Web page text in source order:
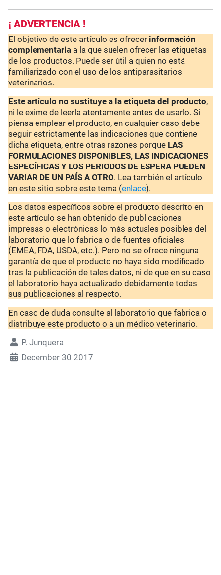
¡ ADVERTENCIA !
El objetivo de este artículo es ofrecer información
complementaria a la que suelen ofrecer las etiquetas
de los productos. Puede ser útil a quien no está
familiarizado con el uso de los antiparasitarios
veterinarios.
Este artículo no sustituye a la etiqueta del producto,
ni le exime de leerla atentamente antes de usarlo. Si
piensa emplear el producto, en cualquier caso debe
seguir estrictamente las indicaciones que contiene
dicha etiqueta, entre otras razones porque LAS
FORMULACIONES DISPONIBLES, LAS INDICACIONES
ESPECÍFICAS Y LOS PERIODOS DE ESPERA PUEDEN
VARIAR DE UN PAÍS A OTRO. Lea también el artículo
en este sitio sobre este tema (enlace).
Los datos específicos sobre el producto descrito en
este artículo se han obtenido de publicaciones
impresas o electrónicas lo más actuales posibles del
laboratorio que lo fabrica o de fuentes oficiales
(EMEA, FDA, USDA, etc.). Pero no se ofrece ninguna
garantía de que el producto no haya sido modificado
tras la publicación de tales datos, ni de que en su caso
el laboratorio haya actualizado debidamente todas
sus publicaciones al respecto.
En caso de duda consulte al laboratorio que fabrica o
distribuye este producto o a un médico veterinario.
P. Junquera
December 30 2017